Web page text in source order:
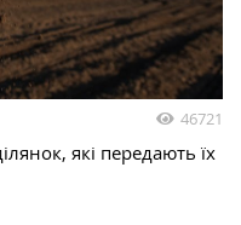
46721
які передають їх